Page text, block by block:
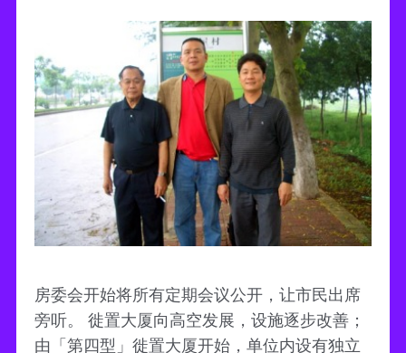
房委会开始将所有定期会议公开，让市民出席
旁听。 徙置大厦向高空发展，设施逐步改善；
由「第四型」徙置大厦开始，单位内设有独立